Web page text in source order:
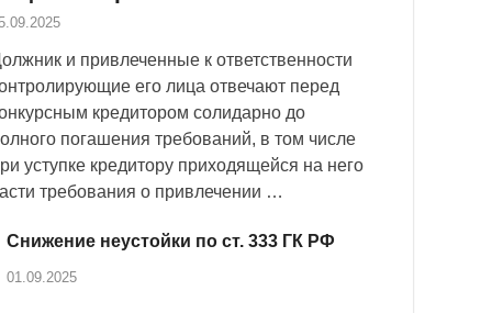
и привлеченные к ответственности
его лица отвечают перед
кредитором солидарно до
погашения требований, в том числе
уступке кредитору приходящейся на него
требования о привлечении …
Снижение неустойки по ст. 333 ГК РФ
01.09.2025